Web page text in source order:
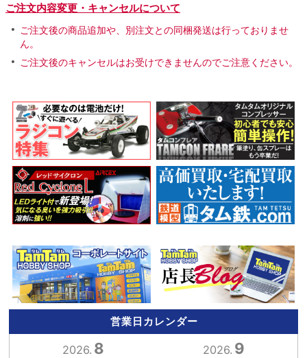
ご注文内容変更・キャンセルについて
ご注文後の商品追加や、別注文との同梱発送は行っておりませ
ん。
ご注文後のキャンセルはお受けできませんのでご注意ください。
営業日カレンダー
2026. 8 2026. 9